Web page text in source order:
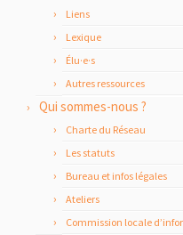
Liens
Lexique
Élu·e·s
Autres ressources
Qui sommes-nous ?
Charte du Réseau
Les statuts
Bureau et infos légales
Ateliers
Commission locale